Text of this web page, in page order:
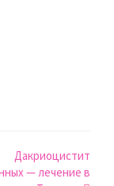
Дакриоцистит
— лечение в